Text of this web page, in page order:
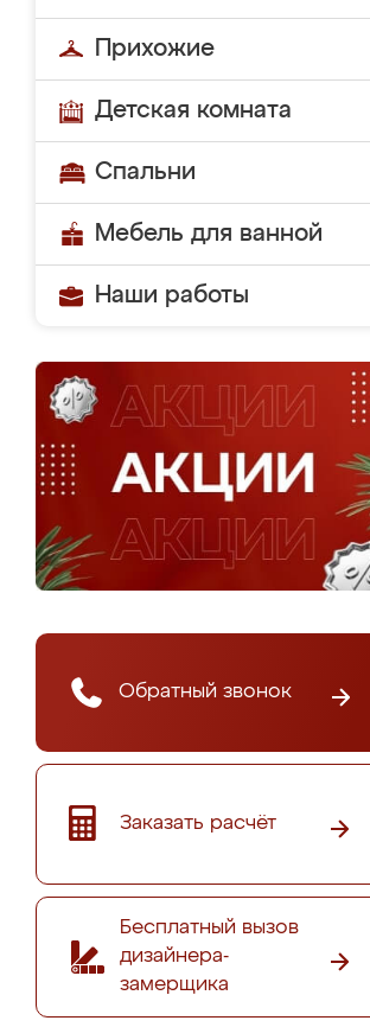
Прихожие
Детская комната
Спальни
Мебель для ванной
Наши работы
Обратный звонок
Заказать расчёт
Бесплатный вызов
дизайнера-
замерщика